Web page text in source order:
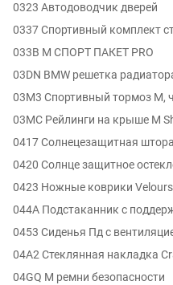
0323 Автодоводчик дверей
0337 Спортивный комплект
033B М СПОРТ ПАКЕТ PRO
03DN BMW решетка
03M3 Спортивный тормоз M,
03MC Рейлинги на крыше M
0417 Солнецезащитная
0420 Солнце защитное
0423 Ножные коврики Velours
044A Подстаканник с
0453 Сиденья Пд с
04A2 Стеклянная накладка
04GQ M ремни безопасности